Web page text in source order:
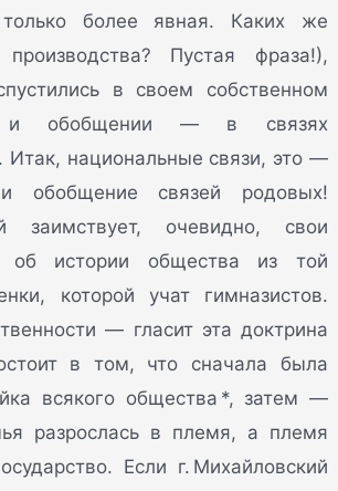
более явная. Каких же
Пустая фраза!),
в своем собственном
и обобщении — в связях
Итак, национальные связи, это —
обобщение связей родовых!
заимствует, очевидно, свои
об истории общества из той
которой учат гимназистов.
— гласит эта доктрина
в том, что сначала была
всякого общества *, затем —
разрослась в племя, а племя
Если г. Михайловский